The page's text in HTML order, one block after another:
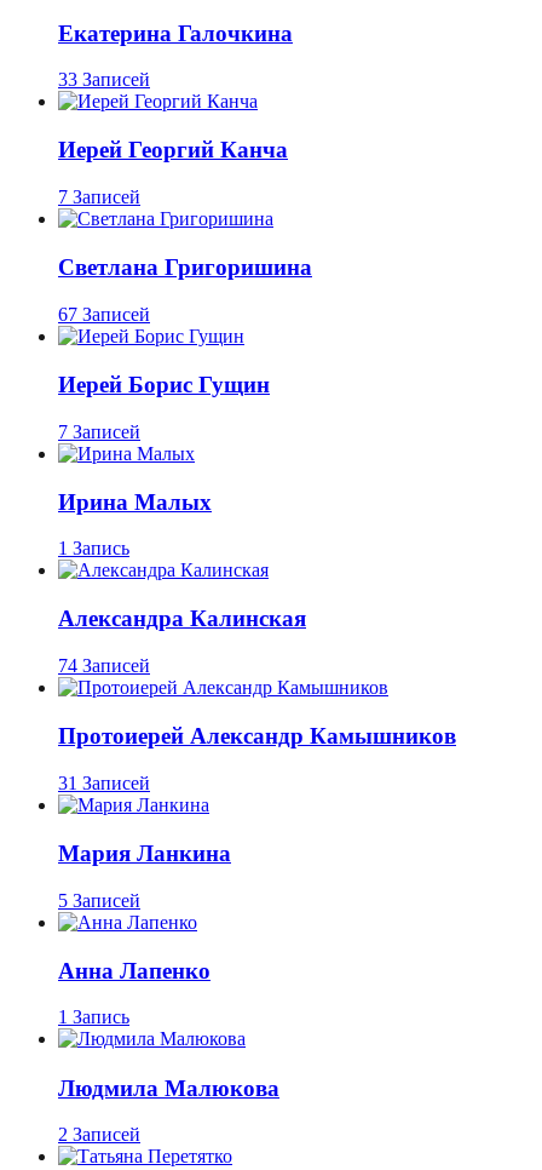
Екатерина Галочкина
33 Записей
Иерей Георгий Канча
7 Записей
Светлана Григоришина
67 Записей
Иерей Борис Гущин
7 Записей
Ирина Малых
1 Запись
Александра Калинская
74 Записей
Протоиерей Александр Камышников
31 Записей
Мария Ланкина
5 Записей
Анна Лапенко
1 Запись
Людмила Малюкова
2 Записей